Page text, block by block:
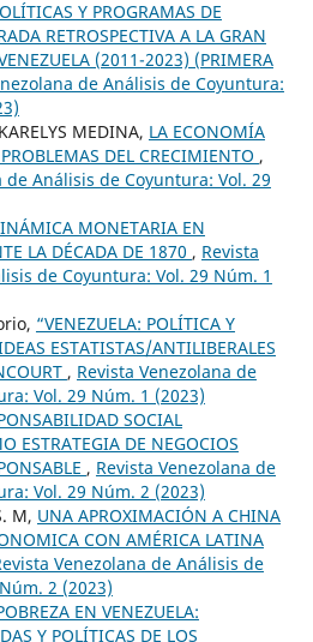
Y PROGRAMAS DE
RETROSPECTIVA A LA GRAN
(2011-2023) (PRIMERA
de Análisis de Coyuntura:
MEDINA, LA ECONOMÍA
DEL CRECIMIENTO ,
de Análisis de Coyuntura: Vol. 29
MONETARIA EN
LA DÉCADA DE 1870 , Revista
de Coyuntura: Vol. 29 Núm. 1
“VENEZUELA: POLÍTICA Y
ESTATISTAS/ANTILIBERALES
, Revista Venezolana de
Vol. 29 Núm. 1 (2023)
SOCIAL
ESTRATEGIA DE NEGOCIOS
, Revista Venezolana de
Vol. 29 Núm. 2 (2023)
M, UNA APROXIMACIÓN A CHINA
CON AMÉRICA LATINA
Venezolana de Análisis de
2 (2023)
EN VENEZUELA:
Y POLÍTICAS DE LOS